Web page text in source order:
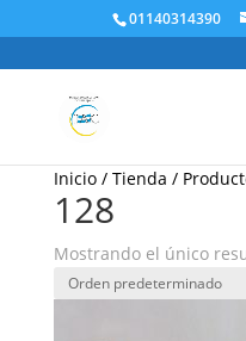
01140314390
Inicio/ Tienda /
128
Mostrando el único